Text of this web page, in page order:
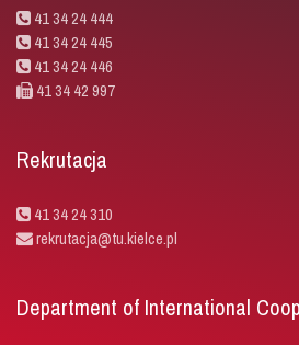
41 34 24 444
41 34 24 445
41 34 24 446
41 34 42 997
Rekrutacja
41 34 24 310
rekrutacja@tu.kielce.pl
Department of International